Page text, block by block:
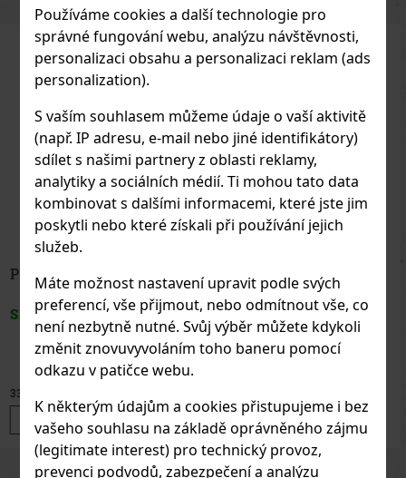
Používáme cookies a další technologie pro
správné fungování webu, analýzu návštěvnosti,
personalizaci obsahu a personalizaci reklam (ads
personalization).
S vaším souhlasem můžeme údaje o vaší aktivitě
(např. IP adresu, e-mail nebo jiné identifikátory)
sdílet s našimi partnery z oblasti reklamy,
analytiky a sociálních médií. Ti mohou tato data
kombinovat s dalšími informacemi, které jste jim
poskytli nebo které získali při používání jejich
služeb.
Máte možnost nastavení upravit podle svých
preferencí, vše přijmout, nebo odmítnout vše, co
není nezbytně nutné. Svůj výběr můžete kdykoli
změnit znovuvyvoláním toho baneru pomocí
odkazu v patičce webu.
K některým údajům a cookies přistupujeme i bez
vašeho souhlasu na základě oprávněného zájmu
(legitimate interest) pro technický provoz,
prevenci podvodů, zabezpečení a analýzu
PreviousNext